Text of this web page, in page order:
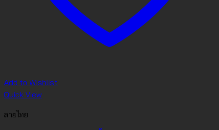
Add to Wishlist
Quick View
ลายไทย